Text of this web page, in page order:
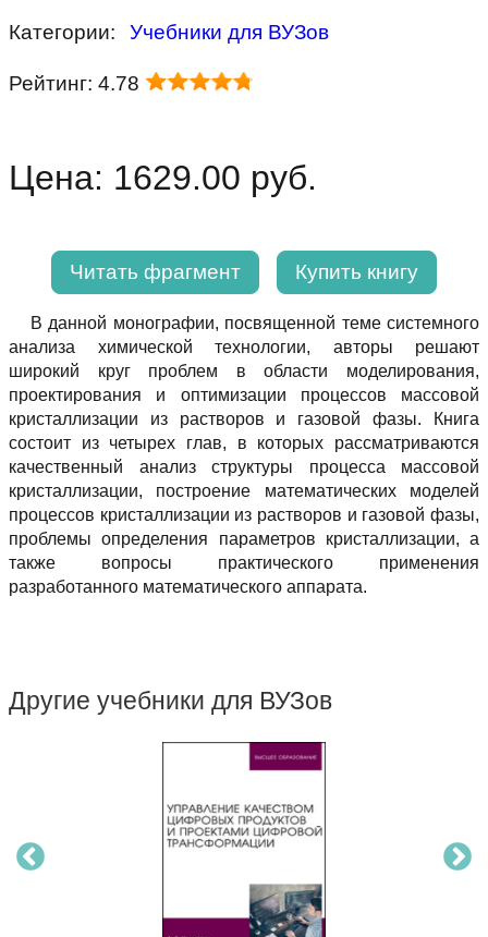
Категории: Учебники для ВУЗов
Рейтинг: 4.78
Цена: 1629.00 руб.
Читать фрагмент Купить книгу
В данной монографии, посвященной теме системного
анализа химической технологии, авторы решают
широкий круг проблем в области моделирования,
проектирования и оптимизации процессов массовой
кристаллизации из растворов и газовой фазы. Книга
состоит из четырех глав, в которых рассматриваются
качественный анализ структуры процесса массовой
кристаллизации, построение математических моделей
процессов кристаллизации из растворов и газовой фазы,
проблемы определения параметров кристаллизации, а
также вопросы практического применения
разработанного математического аппарата.
Другие учебники для ВУЗов